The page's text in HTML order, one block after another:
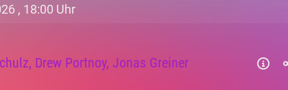
, 18:00 Uhr
Drew Portnoy, Jonas Greiner